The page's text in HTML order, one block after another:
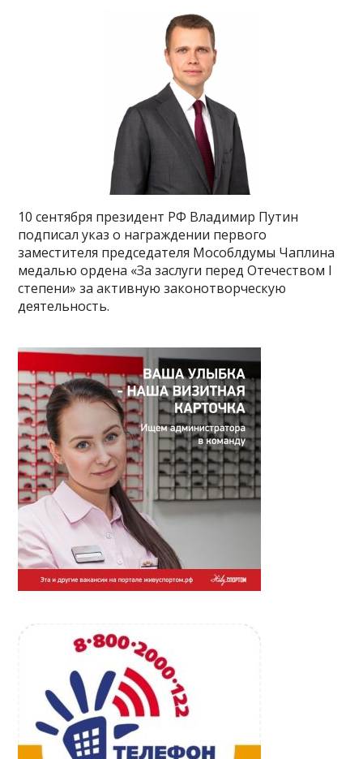
10 сентября президент РФ Владимир Путин
подписал указ о награждении первого
заместителя председателя Мособлдумы Чаплина
медалью ордена «За заслуги перед Отечеством I
степени» за активную законотворческую
деятельность.